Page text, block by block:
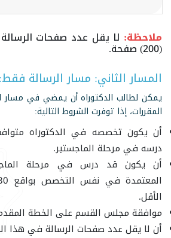
ملاحظة: لا يقل عدد صفحات
(200) صفحة.
المسار الثاني: مسار الرسالة فقط:
يمكن لطالب الدكتوراه أن يمضي في مسار
المقررات، إذا توفرت الشروط التالية:
أن يكون تخصصه في الدكتوراه
درسه في مرحلة الماجستير.
أن يكون قد درس في مرحلة
الأقل.
موافقة مجلس القسم على الخطة
أن لا يقل عدد صفحات الرسالة في هذا